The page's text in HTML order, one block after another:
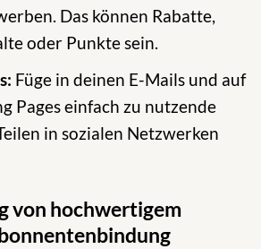
Das können Rabatte,
oder Punkte sein.
Füge in deinen E-Mails und auf
Pages einfach zu nutzende
in sozialen Netzwerken
von hochwertigem